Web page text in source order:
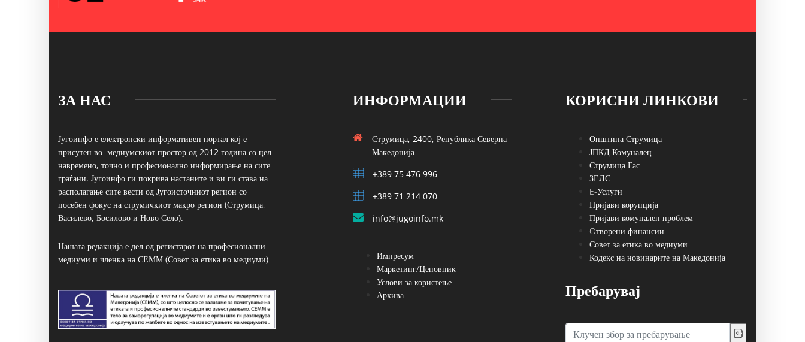
ЗА НАС
Југоинфо е електронски информативен портал кој е
присутен во медиумскиот простор од 2012 година со цел
навремено, точно и професионално информирање на сите
граѓани. Југоинфо ги покрива настаните и ви ги става на
располагање сите вести од Југоисточниот регион со
посебен фокус на струмичкиот макро регион (Струмица,
Василево, Босилово и Ново Село).
Нашата редакција е дел од регистарот на професионални
медиуми и членка на СЕММ (Совет за етика во медиуми)
ИНФОРМАЦИИ
Струмица, 2400, Република Северна
Македонија
+389 75 476 996
+389 71 214 070
info@jugoinfo.mk
Импресум
Маркетинг/Ценовник
Услови за користење
Архива
КОРИСНИ ЛИНКОВИ
Општина Струмица
ЈПКД Комуналец
Струмица Гас
ЗЕЛС
E-Услуги
Пријави корупција
Пријави комунален проблем
Oтворени финансии
Совет за етика во медиуми
Кодекс на новинарите на Македонија
Пребарувај